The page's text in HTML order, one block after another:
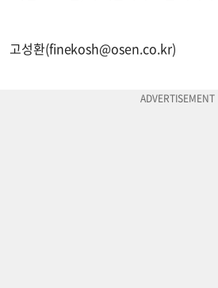
고성환(finekosh@osen.co.kr)